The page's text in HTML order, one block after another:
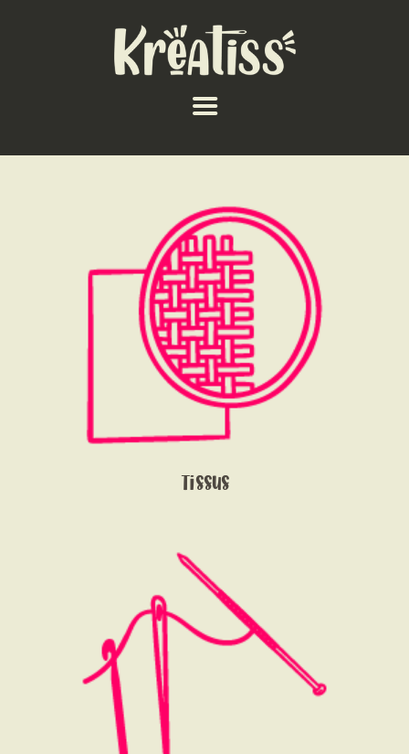
ACCUEIL
ARRIVAGES
ATELIERS ET
ÉVÈNEMENTS
INFOS ÉVÈNEMENTS
NEWSLETTERS
TUTORIELS
NOUS SOUTENONS
Tissus